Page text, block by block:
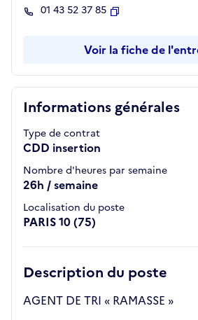
Informations générales
Type de contrat
CDD insertion
Nombre d'heures par semaine
26h / semaine
Localisation du poste
PARIS 10 (75)
Description du poste
AGENT DE TRI « RAMASSE »
01 43 52 37 85
Voir la fiche de